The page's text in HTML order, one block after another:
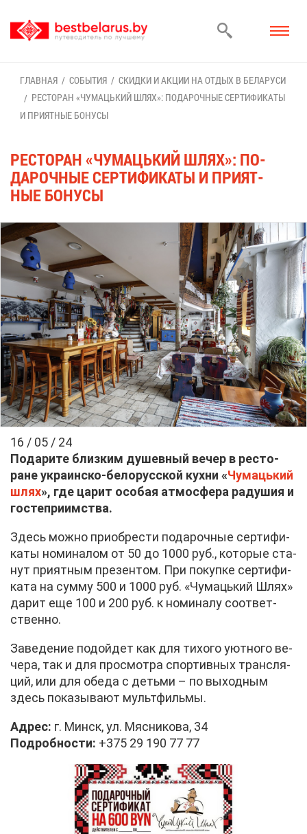
ГЛАВ­НАЯ СО­БЫ­ТИЯ
СКИД­КИ И АК­ЦИИ НА ОТ­ДЫХ В БЕ­ЛА­РУ­СИ
РЕ­СТО­РАН «ЧУ­МА­ЦЬ­КИЙ ШЛЯХ»: ПО­ДА­РОЧ­НЫЕ СЕР­ТИ­ФИ­КА­ТЫ
И ПРИ­ЯТ­НЫЕ БО­НУ­СЫ
РЕ­СТО­РАН «ЧУ­МА­ЦЬ­КИЙ ШЛЯХ»: ПО­
ДА­РОЧ­НЫЕ СЕР­ТИ­ФИ­КА­ТЫ И ПРИ­ЯТ­
НЫЕ БО­НУ­СЫ
16 / 05 / 24
По­да­ри­те близ­ким ду­шев­ный ве­чер в ре­сто­
ране укра­ин­ско-бе­ло­рус­ской кух­ни «Чу­ма­ць­кий
шлях», где ца­рит осо­бая ат­мо­сфе­ра ра­ду­шия и
го­сте­при­им­ства.
Здесь мож­но при­об­ре­сти по­да­роч­ные сер­ти­фи­
ка­ты но­ми­на­лом от 50 до 1000 руб., ко­то­рые ста­
нут при­ят­ным пре­зен­том. При по­куп­ке сер­ти­фи­
ка­та на сум­му 500 и 1000 руб. «Чу­ма­ць­кий Шлях»
да­рит еще 100 и 200 руб. к но­ми­на­лу со­от­вет­
ствен­но.
За­ве­де­ние по­дой­дет как для ти­хо­го уют­но­го ве­
че­ра, так и для про­смот­ра спор­тив­ных транс­ля­
ций, или для обе­да с детьми – по вы­ход­ным
здесь по­ка­зы­ва­ют мульт­филь­мы.
Ад­рес: г. Минск, ул. Мяс­ни­ко­ва, 34
По­дроб­но­сти: +375 29 190 77 77